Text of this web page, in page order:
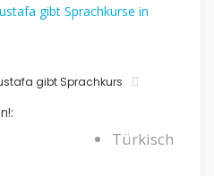
gibt Sprachkurs
Türkisch